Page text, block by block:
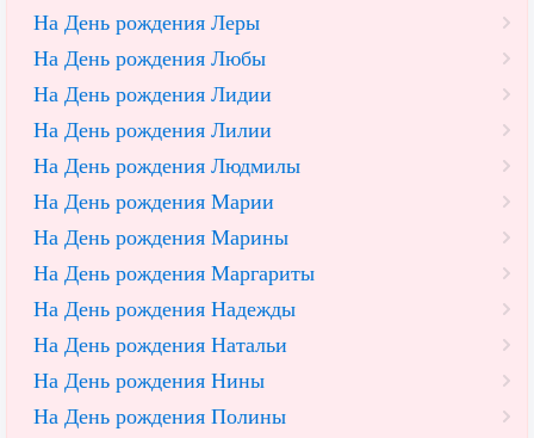
На День рождения Леры
На День рождения Любы
На День рождения Лидии
На День рождения Лилии
На День рождения Людмилы
На День рождения Марии
На День рождения Марины
На День рождения Маргариты
На День рождения Надежды
На День рождения Натальи
На День рождения Нины
На День рождения Полины